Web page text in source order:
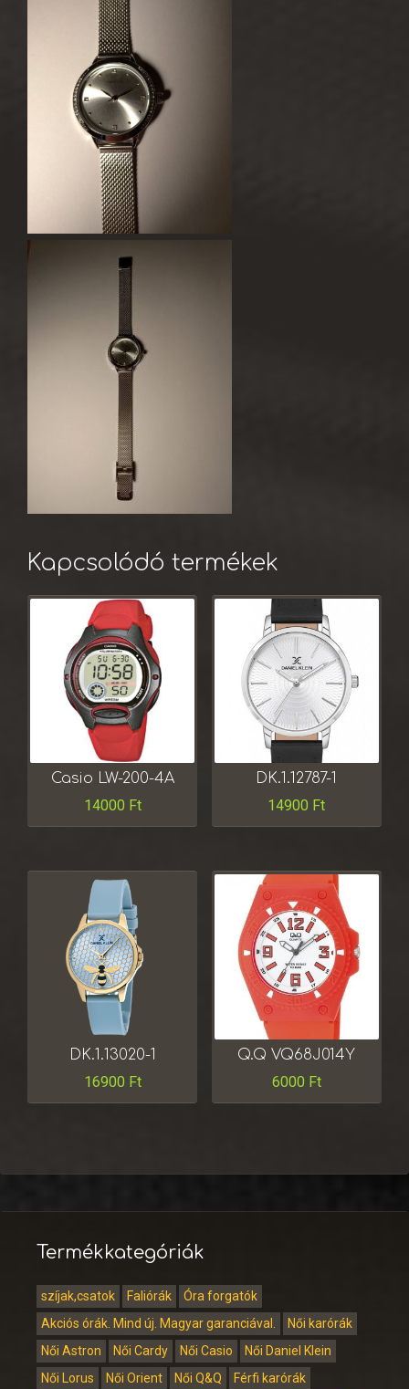
Kapcsolódó termékek
Casio LW-200-4A
14000 Ft
DK.1.12787-1
14900 Ft
DK.1.13020-1
16900 Ft
Q.Q VQ68J014Y
6000 Ft
Termékkategóriák
szíjak,csatok Faliórák
Óra forgatók
Akciós órák. Mind új. Magyar garanciával.
Női karórák
Női Astron
Női Cardy Női Casio
Női Daniel Klein
Női Lorus
Női Orient Női Q&Q
Férfi karórák